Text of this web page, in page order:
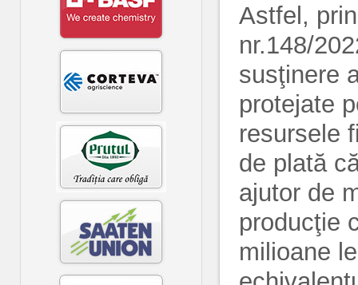
Astfel,
nr.148/
susţinere
protejate
resursele
de plată
ajutor de
producţie
milioane